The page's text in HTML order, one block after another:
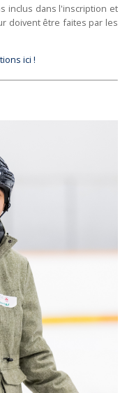
inclus dans l'inscription et
doivent être faites par les
ici !